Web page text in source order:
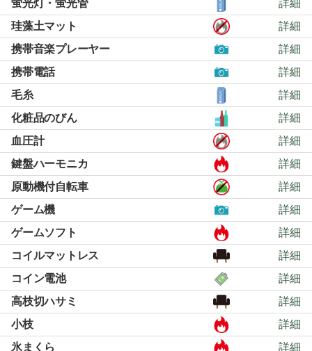
蛍光灯・蛍光管
詳細
珪藻土マット
詳細
携帯音楽プレーヤー
詳細
携帯電話
詳細
毛糸
詳細
化粧品のびん
詳細
血圧計
詳細
鍵盤ハーモニカ
詳細
原動機付自転車
詳細
ゲーム機
詳細
ゲームソフト
詳細
コイルマットレス
詳細
コイン電池
詳細
高枝切ハサミ
詳細
小枝
詳細
氷まくら
詳細